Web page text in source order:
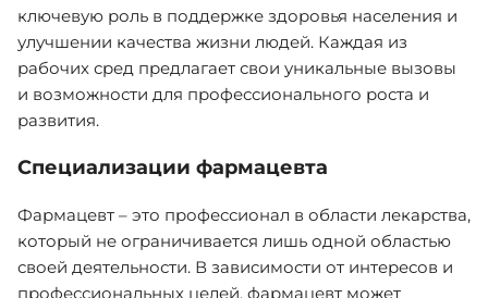
ключевую роль в поддержке здоровья населения и
улучшении качества жизни людей. Каждая из
рабочих сред предлагает свои уникальные вызовы
и возможности для профессионального роста и
развития.
Специализации фармацевта
Фармацевт – это профессионал в области лекарства,
который не ограничивается лишь одной областью
своей деятельности. В зависимости от интересов и
профессиональных целей, фармацевт может